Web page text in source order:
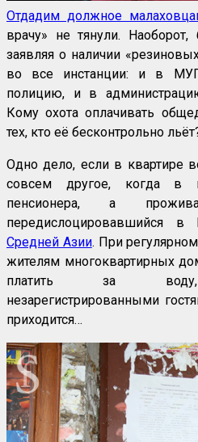
Отдадим должное
врачу» не тянули.
заявляя о наличии
во все инстанции: и в
полицию, и в
Кому охота оплачивать
тех, кто её бесконтрольно
Одно дело, если в квартире
совсем другое, когда в
пенсионера, а
передислоцировавшийся в
Средней Азии. При
жителям многоквартирных
платить за воду,
незарегистрированными
приходится…